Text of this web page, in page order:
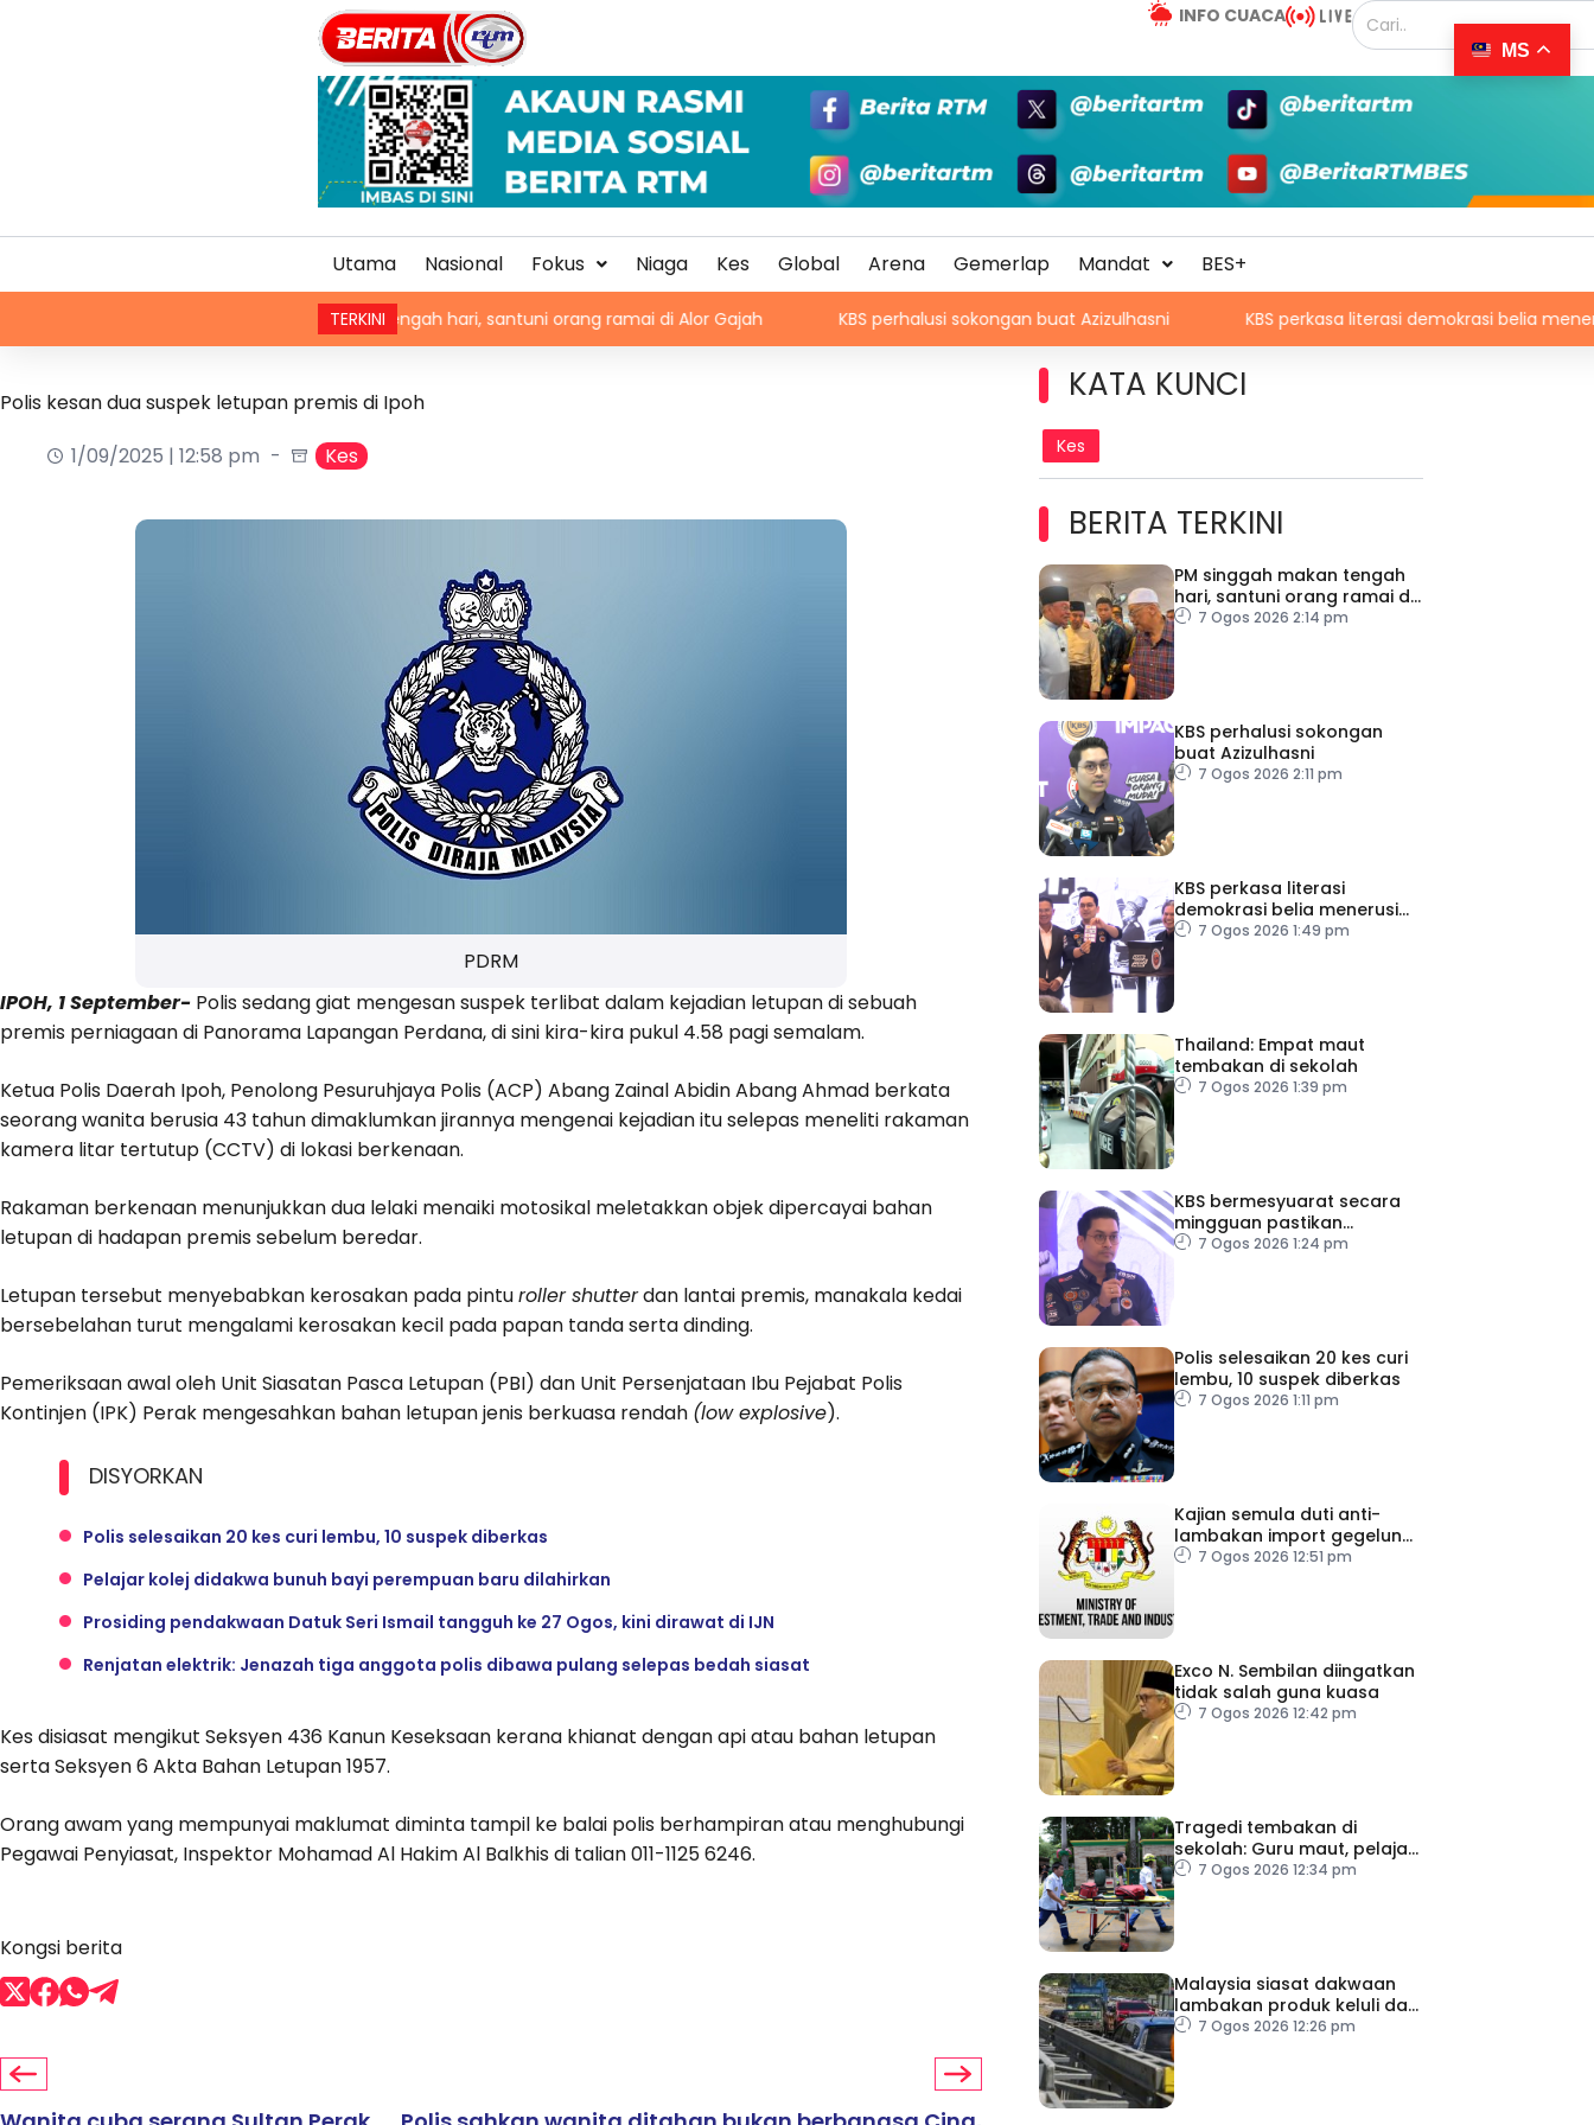
INFO CUACA
Utama Nasional Fokus Niaga Kes Global Arena Gemerlap Mandat BES+
TERKINI
PM singgah makan tengah hari, santuni orang ramai di Alor Gajah KBS perhalusi sokongan buat Azizulhasni KBS perkasa literasi demokrasi belia menerusi Bulan
Polis kesan dua suspek letupan premis di Ipoh
1/09/2025 | 12:58 pm
Kes
PDRM
IPOH, 1 September- Polis sedang giat mengesan suspek terlibat dalam kejadian letupan di sebuah
premis perniagaan di Panorama Lapangan Perdana, di sini kira-kira pukul 4.58 pagi semalam.
Ketua Polis Daerah Ipoh, Penolong Pesuruhjaya Polis (ACP) Abang Zainal Abidin Abang Ahmad berkata
seorang wanita berusia 43 tahun dimaklumkan jirannya mengenai kejadian itu selepas meneliti rakaman
kamera litar tertutup (CCTV) di lokasi berkenaan.
Rakaman berkenaan menunjukkan dua lelaki menaiki motosikal meletakkan objek dipercayai bahan
letupan di hadapan premis sebelum beredar.
Letupan tersebut menyebabkan kerosakan pada pinturoller shutterdan lantai premis, manakala kedai
bersebelahan turut mengalami kerosakan kecil pada papan tanda serta dinding.
Pemeriksaan awal oleh Unit Siasatan Pasca Letupan (PBI) dan Unit Persenjataan Ibu Pejabat Polis
Kontinjen (IPK) Perak mengesahkan bahan letupan jenis berkuasa rendah (low explosive).
DISYORKAN
Polis selesaikan 20 kes curi lembu, 10 suspek diberkas
Pelajar kolej didakwa bunuh bayi perempuan baru dilahirkan
Prosiding pendakwaan Datuk Seri Ismail tangguh ke 27 Ogos, kini dirawat di IJN
Renjatan elektrik: Jenazah tiga anggota polis dibawa pulang selepas bedah siasat
Kes disiasat mengikut Seksyen 436 Kanun Keseksaan kerana khianat dengan api atau bahan letupan
serta Seksyen 6 Akta Bahan Letupan 1957.
Orang awam yang mempunyai maklumat diminta tampil ke balai polis berhampiran atau menghubungi
Pegawai Penyiasat, Inspektor Mohamad Al Hakim Al Balkhis di talian 011-1125 6246.
Kongsi berita
KATA KUNCI
Kes
BERITA TERKINI
PM singgah makan tengah
hari, santuni orang ramai di
Alor Gajah
7 Ogos 2026 2:14 pm
KBS perhalusi sokongan
buat Azizulhasni
7 Ogos 2026 2:11 pm
KBS perkasa literasi
demokrasi belia menerusi
Bulan Rakan Demokrasi
7 Ogos 2026 1:49 pm
Thailand: Empat maut
tembakan di sekolah
7 Ogos 2026 1:39 pm
KBS bermesyuarat secara
mingguan pastikan
persiapan F1 lancar
7 Ogos 2026 1:24 pm
Polis selesaikan 20 kes curi
lembu, 10 suspek diberkas
7 Ogos 2026 1:11 pm
Kajian semula duti anti-
lambakan import gegelung
keluli dilaksana
7 Ogos 2026 12:51 pm
Exco N. Sembilan diingatkan
tidak salah guna kuasa
7 Ogos 2026 12:42 pm
Tragedi tembakan di
sekolah: Guru maut, pelajar
bunuh diri
7 Ogos 2026 12:34 pm
Malaysia siasat dakwaan
lambakan produk keluli dari
China, Taiwan dan Vietnam
7 Ogos 2026 12:26 pm
MS